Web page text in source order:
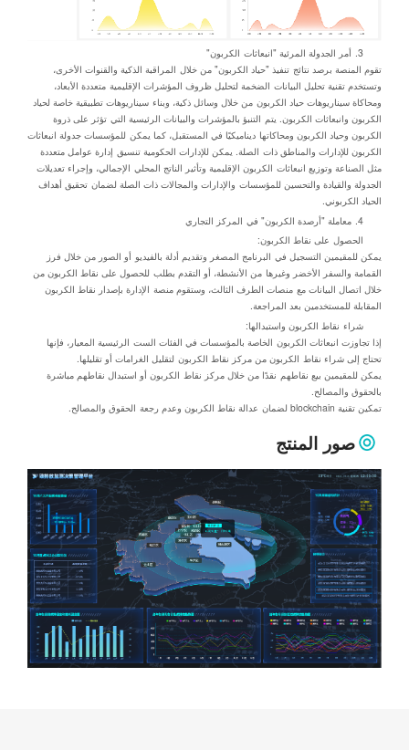
3. أمر الجدولة المرئية "انبعاثات الكربون"
تقوم المنصة برصد نتائج تنفيذ "حياد الكربون" من خلال المراقبة الذكية والقنوات الأخرى،
وتستخدم تقنية تحليل البيانات الضخمة لتحليل ظروف المؤشرات الإقليمية متعددة الأبعاد،
ومحاكاة سيناريوهات حياد الكربون من خلال وسائل ذكية، وبناء سيناريوهات تطبيقية خاصة لحياد
الكربون وانبعاثات الكربون. يتم التنبؤ بالمؤشرات والبيانات الرئيسية التي تؤثر على ذروة
الكربون وحياد الكربون ومحاكاتها ديناميكيًا في المستقبل، كما يمكن للمؤسسات جدولة انبعاثات
الكربون للإدارات والمناطق ذات الصلة. يمكن للإدارات الحكومية تنسيق إدارة عوامل متعددة
مثل الصناعة وتوزيع انبعاثات الكربون الإقليمية وتأثير الناتج المحلي الإجمالي، وإجراء تعديلات
الجدولة والقيادة والتحسين للمؤسسات والإدارات والمجالات ذات الصلة لضمان تحقيق أهداف
الحياد الكربوني.
4. معاملة "أرصدة الكربون" في المركز التجاري
الحصول على نقاط الكربون:
يمكن للمقيمين التسجيل في البرنامج المصغر وتقديم أدلة بالفيديو أو الصور من خلال فرز
القمامة والسفر الأخضر وغيرها من الأنشطة، أو التقدم بطلب للحصول على نقاط الكربون من
خلال اتصال البيانات مع منصات الطرف الثالث، وستقوم منصة الإدارة بإصدار نقاط الكربون
المقابلة للمستخدمين بعد المراجعة.
شراء نقاط الكربون واستبدالها:
إذا تجاوزت انبعاثات الكربون الخاصة بالمؤسسات في الفئات الست الرئيسية المعيار، فإنها
تحتاج إلى شراء نقاط الكربون من مركز نقاط الكربون لتقليل الغرامات أو تقليلها.
يمكن للمقيمين بيع نقاطهم نقدًا من خلال مركز نقاط الكربون أو استبدال نقاطهم مباشرة
بالحقوق والمصالح.
تمكين تقنية blockchain لضمان عدالة نقاط الكربون وعدم رجعة الحقوق والمصالح.
صور المنتج